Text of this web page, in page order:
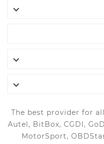



The best provider for
Autel, BitBox, CGDI,
MotorSport,